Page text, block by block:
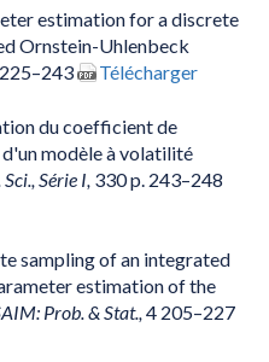
estimation for a discrete
Ornstein-Uhlenbeck
Télécharger
du coefficient de
modèle à volatilité
Série I, 330 p. 243–248
sampling of an integrated
estimation of the
Prob. & Stat.,4 205–227